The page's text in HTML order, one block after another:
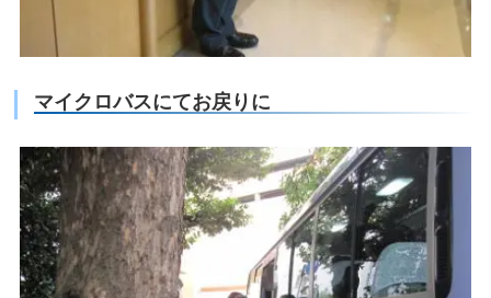
マイクロバスにてお戻りに